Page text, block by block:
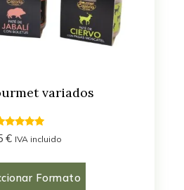
variados
4.70
out of 5
€ IVA incluido
Formato